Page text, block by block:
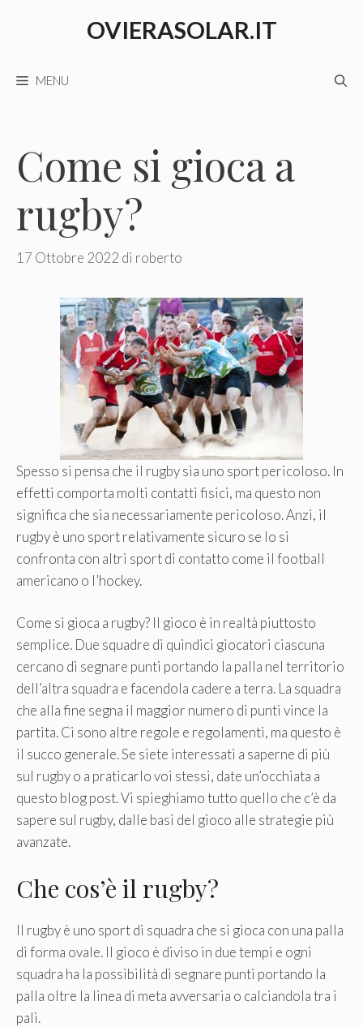
OVIERASOLAR.IT
MENU
Come si gioca a
rugby?
17 Ottobre 2022 di roberto
Spesso si pensa che il rugby sia uno sport pericoloso. In
effetti comporta molti contatti fisici, ma questo non
significa che sia necessariamente pericoloso. Anzi, il
rugby è uno sport relativamente sicuro se lo si
confronta con altri sport di contatto come il football
americano o l’hockey.
Come si gioca a rugby? Il gioco è in realtà piuttosto
semplice. Due squadre di quindici giocatori ciascuna
cercano di segnare punti portando la palla nel territorio
dell’altra squadra e facendola cadere a terra. La squadra
che alla fine segna il maggior numero di punti vince la
partita. Ci sono altre regole e regolamenti, ma questo è
il succo generale. Se siete interessati a saperne di più
sul rugby o a praticarlo voi stessi, date un’occhiata a
questo blog post. Vi spieghiamo tutto quello che c’è da
sapere sul rugby, dalle basi del gioco alle strategie più
avanzate.
Che cos’è il rugby?
Il rugby è uno sport di squadra che si gioca con una palla
di forma ovale. Il gioco è diviso in due tempi e ogni
squadra ha la possibilità di segnare punti portando la
palla oltre la linea di meta avversaria o calciandola tra i
pali.